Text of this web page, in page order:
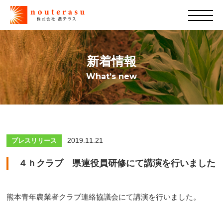
新着情報
What’s new
プレスリリース 2019.11.21
４ｈクラブ 県連役員研修にて講演を行いました
熊本青年農業者クラブ連絡協議会にて講演を行いました。